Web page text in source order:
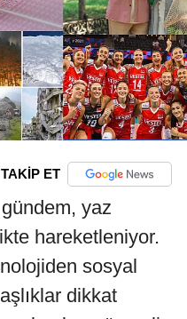
TAKİP ET
yaz
hareketleniyor.
sosyal
dikkat